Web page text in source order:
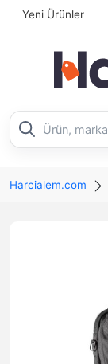
Yeni Ürünler
Harcialem.com